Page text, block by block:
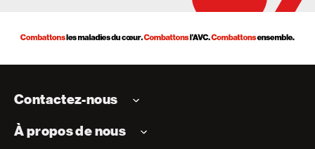
Contactez-nous
À propos de nous